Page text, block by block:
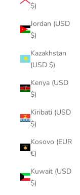
$)
Jordan (USD
$)
Kazakhstan
(USD $)
Kenya (USD
$)
Kiribati (USD
$)
Kosovo (EUR
€)
Kuwait (USD
$)